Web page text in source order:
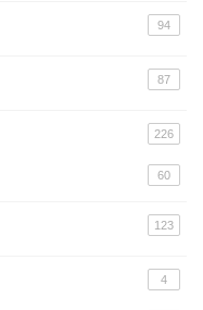
94
87
226
60
123
4